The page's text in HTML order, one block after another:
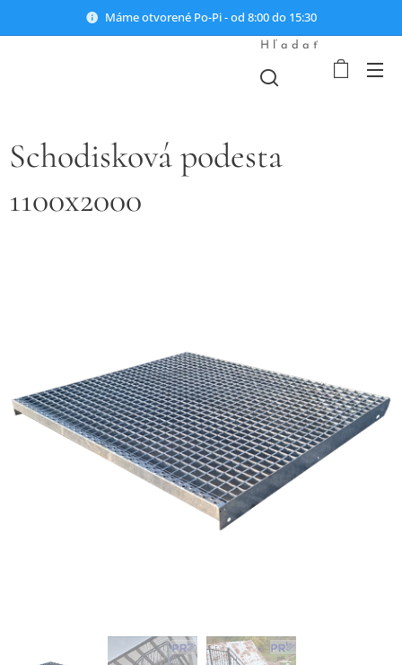
Máme otvorené Po-Pi - od 8:00 do 15:30
Hľadať
Schodisková podesta
1100x2000